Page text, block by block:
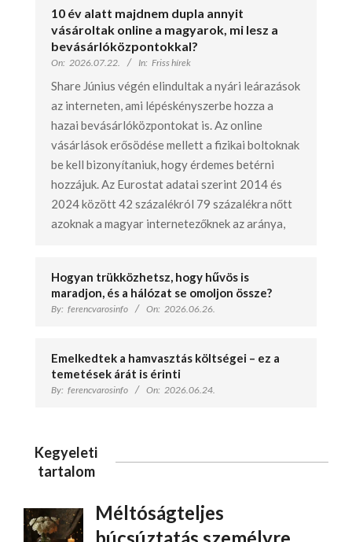
10 év alatt majdnem dupla annyit
vásároltak online a magyarok, mi lesz a
bevásárlóközpontokkal?
On: 2026.07.22. In: Friss hírek
Share Június végén elindultak a nyári leárazások
az interneten, ami lépéskényszerbe hozza a
hazai bevásárlóközpontokat is. Az online
vásárlások erősödése mellett a fizikai boltoknak
be kell bizonyítaniuk, hogy érdemes betérni
hozzájuk. Az Eurostat adatai szerint 2014 és
2024 között 42 százalékról 79 százalékra nőtt
azoknak a magyar internetezőknek az aránya,
Hogyan trükközhetsz, hogy hűvös is
maradjon, és a hálózat se omoljon össze?
By: ferencvarosinfo On: 2026.06.26.
Emelkedtek a hamvasztás költségei – ez a
temetések árát is érinti
By: ferencvarosinfo On: 2026.06.24.
Kegyeleti
tartalom
Méltóságteljes